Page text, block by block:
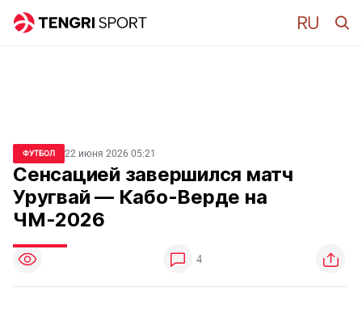
ФУТБОЛ 22 июня 2026 05:21
Сенсацией завершился матч
Уругвай — Кабо-Верде на
ЧМ-2026
4